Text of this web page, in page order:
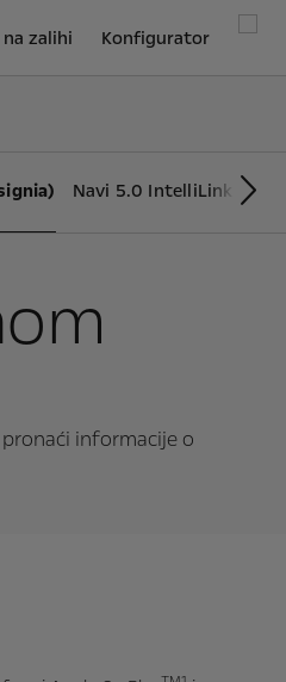
zalihi Konfigurator
Navi 5.0 IntelliLink
informacije o